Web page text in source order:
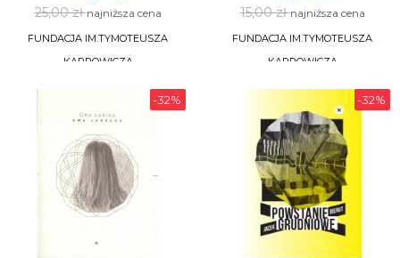
25,00 złnajniższa cena
FUNDACJA IM.TYMOTEUSZA
KARPOWICZA
15,00 złnajniższa cena
FUNDACJA IM.TYMOTEUSZA
KARPOWICZA
DO KOSZYKA
-32% -32%